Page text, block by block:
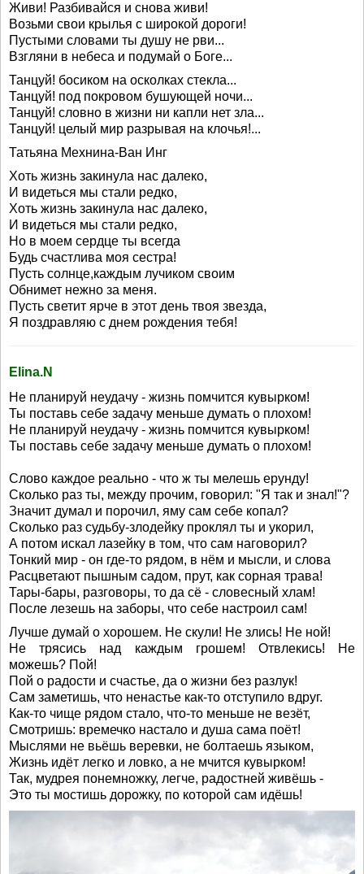
Живи! Разбивайся и снова живи!
Возьми свои крылья с широкой дороги!
Пустыми словами ты душу не рви...
Взгляни в небеса и подумай о Боге...
Танцуй! босиком на осколках стекла...
Танцуй! под покровом бушующей ночи...
Танцуй! словно в жизни ни капли нет зла...
Танцуй! целый мир разрывая на клочья!...
Татьяна Мехнина-Ван Инг
Хоть жизнь закинула нас далеко,
И видеться мы стали редко,
Хоть жизнь закинула нас далеко,
И видеться мы стали редко,
Но в моем сердце ты всегда
Будь счастлива моя сестра!
Пусть солнце,каждым лучиком своим
Обнимет нежно за меня.
Пусть светит ярче в этот день твоя звезда,
Я поздравляю с днем рождения тебя!
Elina.N
Не планируй неудачу - жизнь помчится кувырком!
Ты поставь себе задачу меньше думать о плохом!
Не планируй неудачу - жизнь помчится кувырком!
Ты поставь себе задачу меньше думать о плохом!
Слово каждое реально - что ж ты мелешь ерунду!
Сколько раз ты, между прочим, говорил: "Я так и знал!"?
Значит думал и порочил, яму сам себе копал?
Сколько раз судьбу-злодейку проклял ты и укорил,
А потом искал лазейку в том, что сам наговорил?
Тонкий мир - он где-то рядом, в нём и мысли, и слова
Расцветают пышным садом, прут, как сорная трава!
Тары-бары, разговоры, то да сё - словесный хлам!
После лезешь на заборы, что себе настроил сам!
Лучше думай о хорошем. Не скули! Не злись! Не ной!
Не трясись над каждым грошем! Отвлекись! Не
можешь? Пой!
Пой о радости и счастье, да о жизни без разлук!
Сам заметишь, что ненастье как-то отступило вдруг.
Как-то чище рядом стало, что-то меньше не везёт,
Смотришь: времечко настало и душа сама поёт!
Мыслями не вьёшь веревки, не болтаешь языком,
Жизнь идёт легко и ловко, а не мчится кувырком!
Так, мудрея понемножку, легче, радостней живёшь -
Это ты мостишь дорожку, по которой сам идёшь!